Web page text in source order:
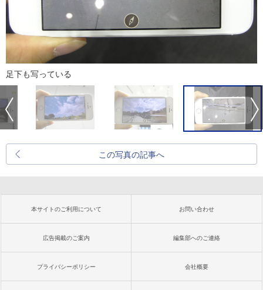
足下も写っている
この写真の記事へ
本サイトのご利用について お問い合わせ
広告掲載のご案内 編集部へのご連絡
プライバシーポリシー 会社概要